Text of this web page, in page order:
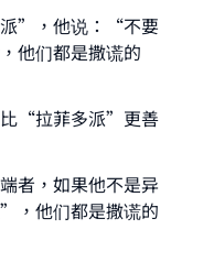
”，他说：“不要
他们都是撒谎的
“拉菲多派”更善
者，如果他不是异
，他们都是撒谎的